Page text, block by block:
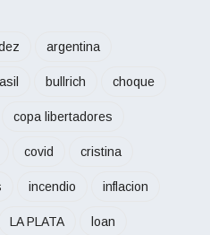
argentina
bullrich choque
copa libertadores
covid cristina
incendio inflacion
LA PLATA loan